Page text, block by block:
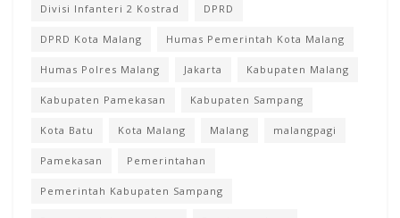
Divisi Infanteri 2 Kostrad DPRD
DPRD Kota Malang Humas Pemerintah Kota Malang
Humas Polres Malang Jakarta Kabupaten Malang
Kabupaten Pamekasan Kabupaten Sampang
Kota Batu Kota Malang Malang malangpagi
Pamekasan Pemerintahan
Pemerintah Kabupaten Sampang